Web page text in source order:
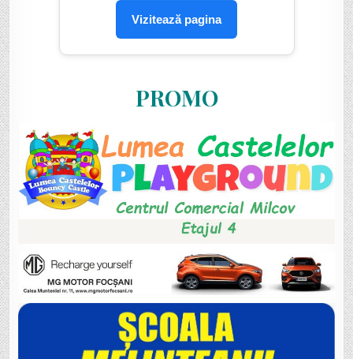
Vizitează pagina
PROMO